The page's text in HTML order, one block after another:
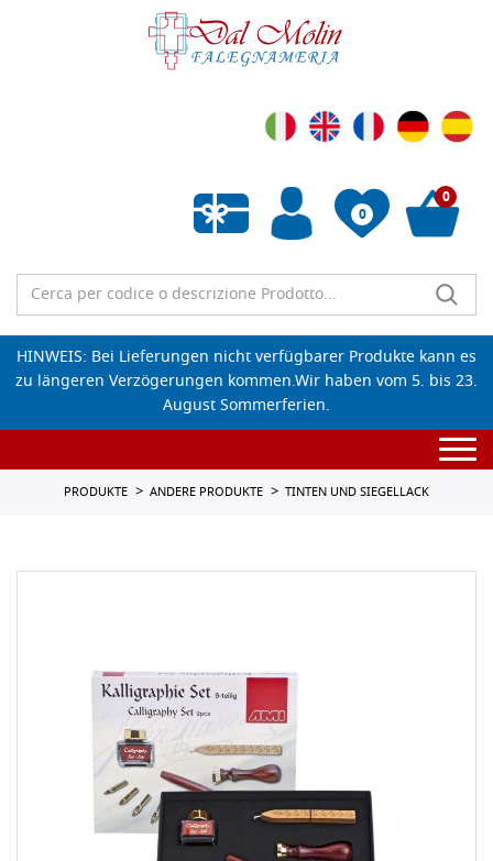
0
Wunschliste leeren
0
HINWEIS: Bei Lieferungen nicht verfügbarer Produkte kann es
zu längeren Verzögerungen kommen.Wir haben vom 5. bis 23.
August Sommerferien.
PRODUKTE ANDERE PRODUKTE TINTEN UND SIEGELLACK